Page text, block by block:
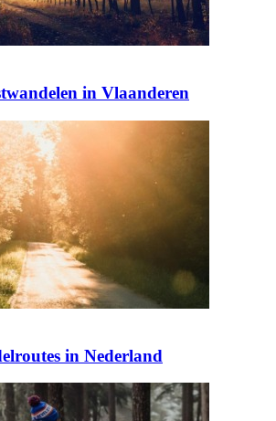
in Vlaanderen
in Nederland